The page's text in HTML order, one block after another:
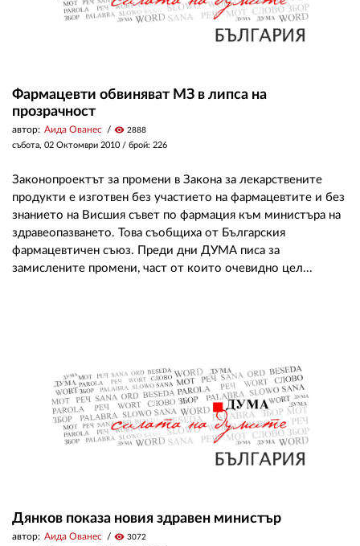
Фармацевти обвиняват МЗ в липса на
прозрачност
автор: Аида Ованес visibility 2888
събота, 02 Октомври 2010 / брой: 226
Законопроектът за промени в Закона за лекарствените
продукти е изготвен без участието на фармацевтите и без
знанието на Висшия съвет по фармация към министъра на
здравеопазването. Това съобщиха от Българския
фармацевтичен съюз. Преди дни ДУМА писа за
замислените промени, част от които очевидно цел...
Дянков показа новия здравен министър
автор: Аида Ованес visibility 3072